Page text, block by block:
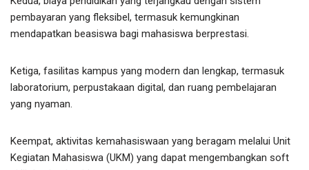
pembayaran yang fleksibel, termasuk kemungkinan
mendapatkan beasiswa bagi mahasiswa berprestasi.
Ketiga, fasilitas kampus yang modern dan lengkap, termasuk
laboratorium, perpustakaan digital, dan ruang pembelajaran
yang nyaman.
Keempat, aktivitas kemahasiswaan yang beragam melalui Unit
Kegiatan Mahasiswa (UKM) yang dapat mengembangkan soft